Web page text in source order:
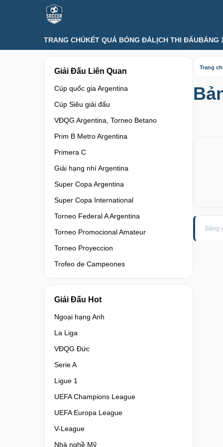
TRANG CHỦKẾT QUẢ BÓNG ĐÁLỊCH THI ĐẤUBẢNG
Giải Đấu Liên Quan
Cúp quốc gia Argentina
Cúp Siêu giải đấu
VĐQG Argentina, Torneo Betano
Prim B Metro Argentina
Primera C
Giải hạng nhì Argentina
Super Copa Argentina
Super Copa International
Torneo Federal A Argentina
Torneo Promocional Amateur
Torneo Proyeccion
Trofeo de Campeones
Giải Đấu Hot
Ngoại hạng Anh
La Liga
VĐQG Đức
Serie A
Ligue 1
UEFA Champions League
UEFA Europa League
V-League
Nhà nghề Mỹ
Trang
Bảng